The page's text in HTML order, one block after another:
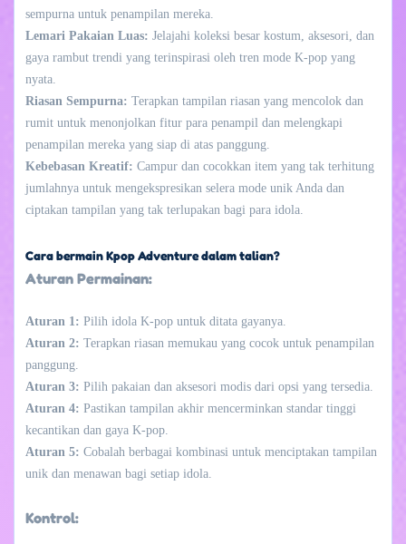
sempurna untuk penampilan mereka.
Lemari Pakaian Luas: Jelajahi koleksi besar kostum, aksesori, dan
gaya rambut trendi yang terinspirasi oleh tren mode K-pop yang
nyata.
Riasan Sempurna: Terapkan tampilan riasan yang mencolok dan
rumit untuk menonjolkan fitur para penampil dan melengkapi
penampilan mereka yang siap di atas panggung.
Kebebasan Kreatif: Campur dan cocokkan item yang tak terhitung
jumlahnya untuk mengekspresikan selera mode unik Anda dan
ciptakan tampilan yang tak terlupakan bagi para idola.
Cara bermain Kpop Adventure dalam talian?
Aturan Permainan:
Aturan 1: Pilih idola K-pop untuk ditata gayanya.
Aturan 2: Terapkan riasan memukau yang cocok untuk penampilan
panggung.
Aturan 3: Pilih pakaian dan aksesori modis dari opsi yang tersedia.
Aturan 4: Pastikan tampilan akhir mencerminkan standar tinggi
kecantikan dan gaya K-pop.
Aturan 5: Cobalah berbagai kombinasi untuk menciptakan tampilan
unik dan menawan bagi setiap idola.
Kontrol: